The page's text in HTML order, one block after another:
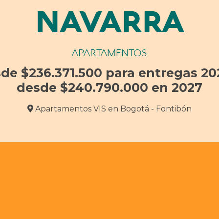
NAVARRA
APARTAMENTOS
$236.371.500 para entregas
desde $240.790.000 en 2027
Apartamentos VIS en Bogotá - Fontibón